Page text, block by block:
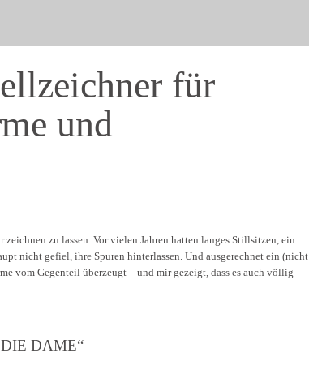
für
und
zu lassen. Vor vielen Jahren hatten langes Stillsitzen, ein
nicht gefiel, ihre Spuren hinterlassen. Und ausgerechnet ein (nicht
vom Gegenteil überzeugt – und mir gezeigt, dass es auch völlig
DAME“